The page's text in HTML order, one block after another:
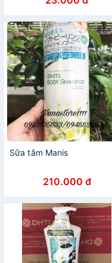
Sữa tắm Manis
210.000 đ